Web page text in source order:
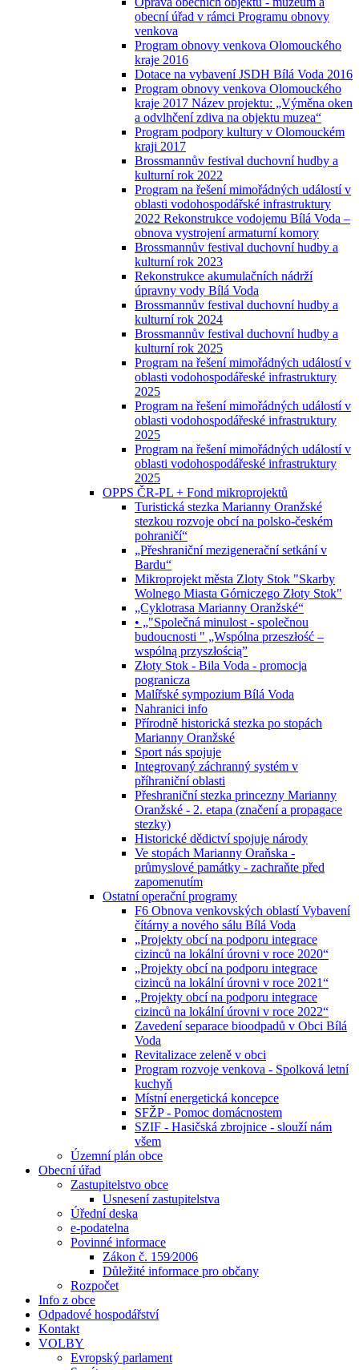
obecní úřad v rámci Programu obnovy
venkova
Program obnovy venkova Olomouckého
kraje 2016
Dotace na vybavení JSDH Bílá Voda 2016
Program obnovy venkova Olomouckého
kraje 2017 Název projektu: „Výměna oken
a odvlhčení zdiva na objektu muzea“
Program podpory kultury v Olomouckém
kraji 2017
Brossmannův festival duchovní hudby a
kulturní rok 2022
Program na řešení mimořádných událostí v
oblasti vodohospodářské infrastruktury
2022 Rekonstrukce vodojemu Bílá Voda –
obnova vystrojení armaturní komory
Brossmannův festival duchovní hudby a
kulturní rok 2023
Rekonstrukce akumulačních nádrží
úpravny vody Bílá Voda
Brossmannův festival duchovní hudby a
kulturní rok 2024
Brossmannův festival duchovní hudby a
kulturní rok 2025
Program na řešení mimořádných událostí v
oblasti vodohospodářeské infrastruktury
2025
Program na řešení mimořádných událostí v
oblasti vodohospodářeské infrastruktury
2025
Program na řešení mimořádných událostí v
oblasti vodohospodářeské infrastruktury
2025
OPPS ČR-PL + Fond mikroprojektů
Turistická stezka Marianny Oranžské
stezkou rozvoje obcí na polsko-českém
pohraničí“
„Přeshraniční mezigenerační setkání v
Bardu“
Mikroprojekt města Zloty Stok "Skarby
Wolnego Miasta Górniczego Złoty Stok"
„Cyklotrasa Marianny Oranžské“
• „"Společná minulost - společnou
budoucnosti " „Wspólna przeszłość –
wspólną przyszłością”
Złoty Stok - Bila Voda - promocja
pogranicza
Malířské sympozium Bílá Voda
Nahranici info
Přírodně historická stezka po stopách
Marianny Oranžské
Sport nás spojuje
Integrovaný záchranný systém v
příhraniční oblasti
Přeshraniční stezka princezny Marianny
Oranžské - 2. etapa (značení a propagace
stezky)
Historické dědictví spojuje národy
Ve stopách Marianny Oraňska -
průmyslové památky - zachraňte před
zapomenutím
Ostatní operační programy
F6 Obnova venkovských oblastí Vybavení
čítárny a nového sálu Bílá Voda
„Projekty obcí na podporu integrace
cizinců na lokální úrovni v roce 2020“
„Projekty obcí na podporu integrace
cizinců na lokální úrovni v roce 2021“
„Projekty obcí na podporu integrace
cizinců na lokální úrovni v roce 2022“
Zavedení separace bioodpadů v Obci Bílá
Voda
Revitalizace zeleně v obci
Program rozvoje venkova - Spolková letní
kuchyň
Místní energetická koncepce
SFŽP - Pomoc domácnostem
SZIF - Hasičská zbrojnice - slouží nám
všem
Územní plán obce
Obecní úřad
Zastupitelstvo obce
Usnesení zastupitelstva
Úřední deska
e-podatelna
Povinné informace
Zákon č. 159⁄2006
Důležité informace pro občany
Rozpočet
Info z obce
Odpadové hospodářství
Kontakt
VOLBY
Evropský parlament